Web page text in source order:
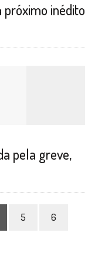
próximo inédito
pela greve,
5 6